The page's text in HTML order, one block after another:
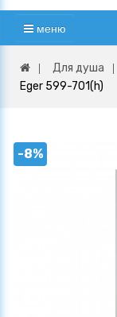
меню
Для душа
Eger 599-701(h)
-8%